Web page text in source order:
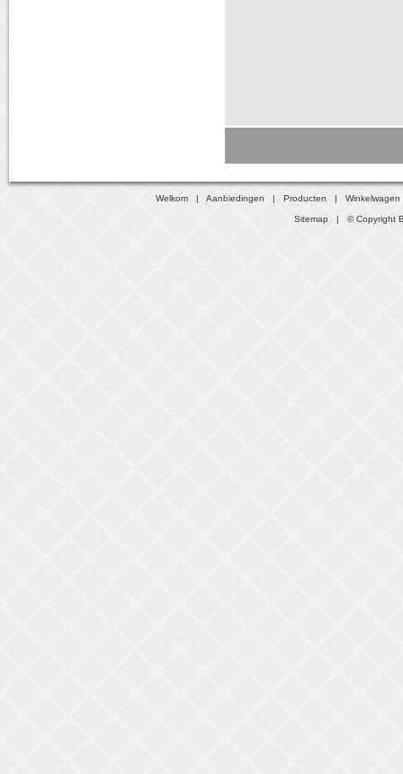
Welkom |Aanbiedingen |Producten |Winkelwagen
Sitemap | © Copyright